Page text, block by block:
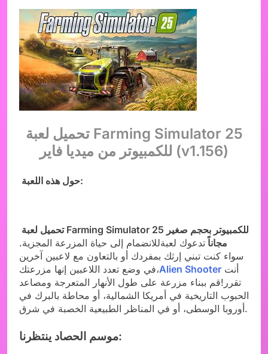
تحميل لعبة Farming Simulator 25
للكمبيوتر من ميديا فاير (v1.156)
حول هذه اللعبة:
مجاناً تدعوك لعبةللانضمام إلى حياة المزرعة المجزية.
سواء كنت تبني إرثك بمفردك أو بالتعاون مع لاعبين آخرين
في وضع تعدد اللاعبين إنها مزرعتك،Alien Shooter
تقرر!قم ببناء مزرعة على طول الأنهار المتعرجة ومصاعد
الحبوب التاريخية في أمريكا الشمالية، أو محاطة بالبرك في
أوروبا الوسطى، أو في المناظر الطبيعية الخصبة في شرق.
موسم الحصاد ينتظرنا: